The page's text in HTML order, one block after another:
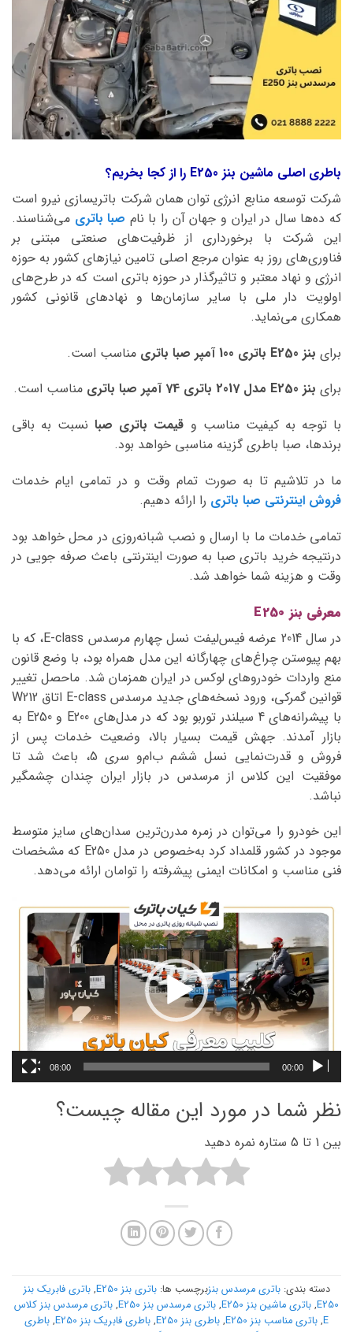
باطری اصلی ماشین بنز E250 را از کجا بخریم؟
شرکت توسعه منابع انرژی توان همان شرکت باتریسازی نیرو است
که ده‌ها سال در ایران و جهان آن را با نام صبا باتری می‌شناسند.
این شرکت با برخورداری از ظرفیت‌های صنعتی مبتنی بر
فناوری‌های روز به عنوان مرجع اصلی تامین نیازهای کشور به حوزه
انرژی و نهاد معتبر و تاثیرگذار در حوزه باتری است که در طرح‌های
اولویت دار ملی با سایر سازمان‌ها و نهادهای قانونی کشور
همکاری می‌نماید.
برای بنز E250 باتری 100 آمپر صبا باتری
مناسب است.
برای بنز E250 مدل 2017 باتری 74 آمپر صبا باتری
مناسب است.
با توجه به کیفیت مناسب و قیمت باتری صبانسبت به باقی
برندها، صبا باطری گزینه مناسبی خواهد بود.
ما در تلاشیم تا به صورت تمام وقت و در تمامی ایام خدمات
فروش اینترنتی صبا باتری را ارائه دهیم.
تمامی خدمات ما با ارسال و نصب شبانه‌روزی در محل خواهد بود
درنتیجه خرید باتری صبا به صورت اینترنتی باعث صرفه جویی در
وقت و هزینه شما خواهد شد.
معرفی بنز E250
در سال 2014 عرضه فیس‌لیفت نسل چهارم مرسدس E-class، که با
بهم پیوستن چراغ‌های چهارگانه این مدل همراه بود، با وضع قانون
منع واردات خودروهای لوکس در ایران همزمان شد. ماحصل تغییر
قوانین گمرکی، ورود نسخه‌های جدید مرسدس E-class اتاق W212
با پیشرانه‌های 4 سیلندر توربو بود که در مدل‌های E200 و E250 به
بازار آمدند. جهش قیمت بسیار بالا، وضعیت خدمات پس از
فروش و قدرت‌نمایی نسل ششم ب‌ام‌و سری 5، باعث شد تا
موفقیت این کلاس از مرسدس در بازار ایران چندان چشمگیر
نباشد.
این خودرو را می‌توان در زمره مدرن‌ترین سدان‌های سایز متوسط
موجود در کشور قلمداد کرد به‌خصوص در مدل E250 که مشخصات
فنی مناسب و امکانات ایمنی پیشرفته را توامان ارائه می‌دهد.
نمایشگر
ویدیو
00:00
08:00
نظر شما در مورد این مقاله چیست؟
بین 1 تا 5 ستاره نمره دهید
دسته بندی:باتری مرسدس بنزبرچسب ها:باتری بنز E250 ,باتری فابریک بنز
E250
, باتری ماشین بنز E250 , باتری مرسدس بنز E250 , باتری مرسدس بنز کلاس
E
, باتری مناسب بنز E250 , باطری بنز E250 , باطری فابریک بنز E250 , باطری